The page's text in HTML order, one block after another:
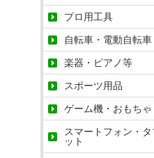
プロ用工具
自転車・電動自転車
楽器・ピアノ等
スポーツ用品
ゲーム機・おもちゃ
スマートフォン・タ
ット